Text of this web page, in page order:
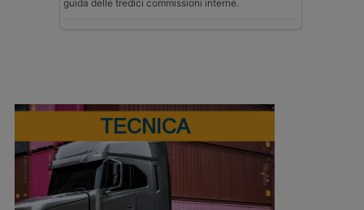
guida delle tredici commissioni interne.
TECNICA